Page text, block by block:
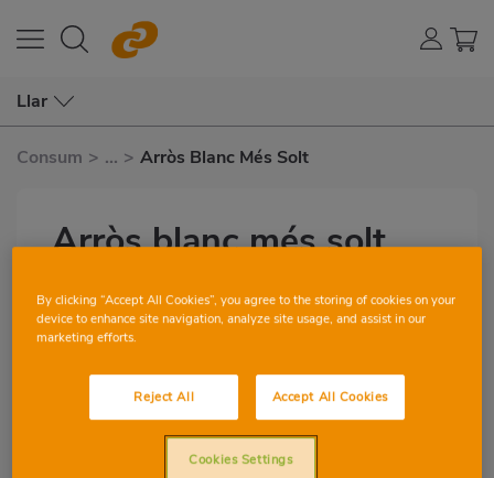
Llar
Consum > ... > Arròs Blanc Més Solt
Arròs blanc més solt
Subtítulo
per Adela Latorre
By clicking “Accept All Cookies”, you agree to the storing of cookies on your
device to enhance site navigation, analyze site usage, and assist in our
marketing efforts.
Reject All Accept All Cookies
Cookies Settings